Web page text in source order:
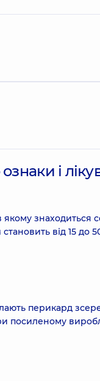
і
знаходиться
від 15
перикард
посиленому